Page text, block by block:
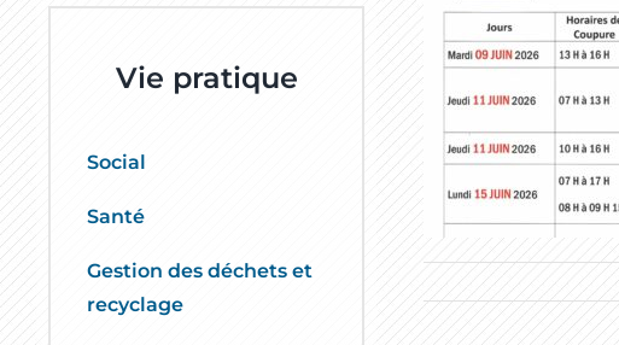
Vie pratique
Social
Santé
Gestion des déchets et
recyclage